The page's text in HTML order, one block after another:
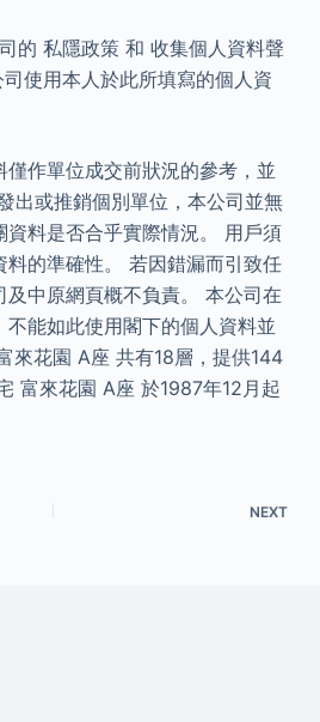
的 私隱政策 和 收集個人資料聲
使用本人於此所填寫的個人資
作單位成交前狀況的參考，並
出或推銷個別單位，本公司並無
資料是否合乎實際情況。 用戶須
料的準確性。 若因錯漏而引致任
中原網頁概不負責。 本公司在
能如此使用閣下的個人資料並
來花園 A座 共有18層，提供144
富來花園 A座 於1987年12月起
NEXT